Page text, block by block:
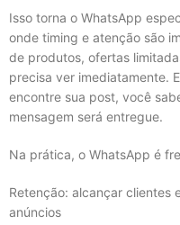
Isso torna o WhatsApp
onde timing e atenção são
de produtos, ofertas
precisa ver imediatamente.
encontre sua post, você
mensagem será entregue.
Na prática, o WhatsApp é
Retenção: alcançar clientes
anúncios